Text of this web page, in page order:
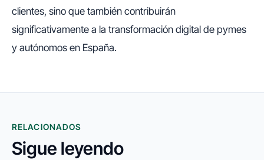
clientes, sino que también contribuirán
significativamente a la transformación digital de pymes
y autónomos en España.
RELACIONADOS
Sigue leyendo